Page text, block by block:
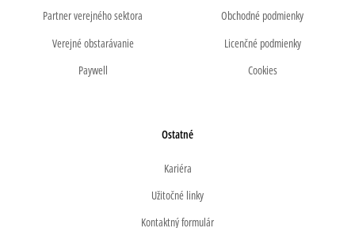
Partner verejného sektora
Verejné obstarávanie
Paywell
Obchodné podmienky
Licenčné podmienky
Cookies
Ostatné
Kariéra
Užitočné linky
Kontaktný formulár